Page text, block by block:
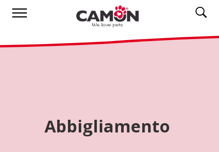
Abbigliamento